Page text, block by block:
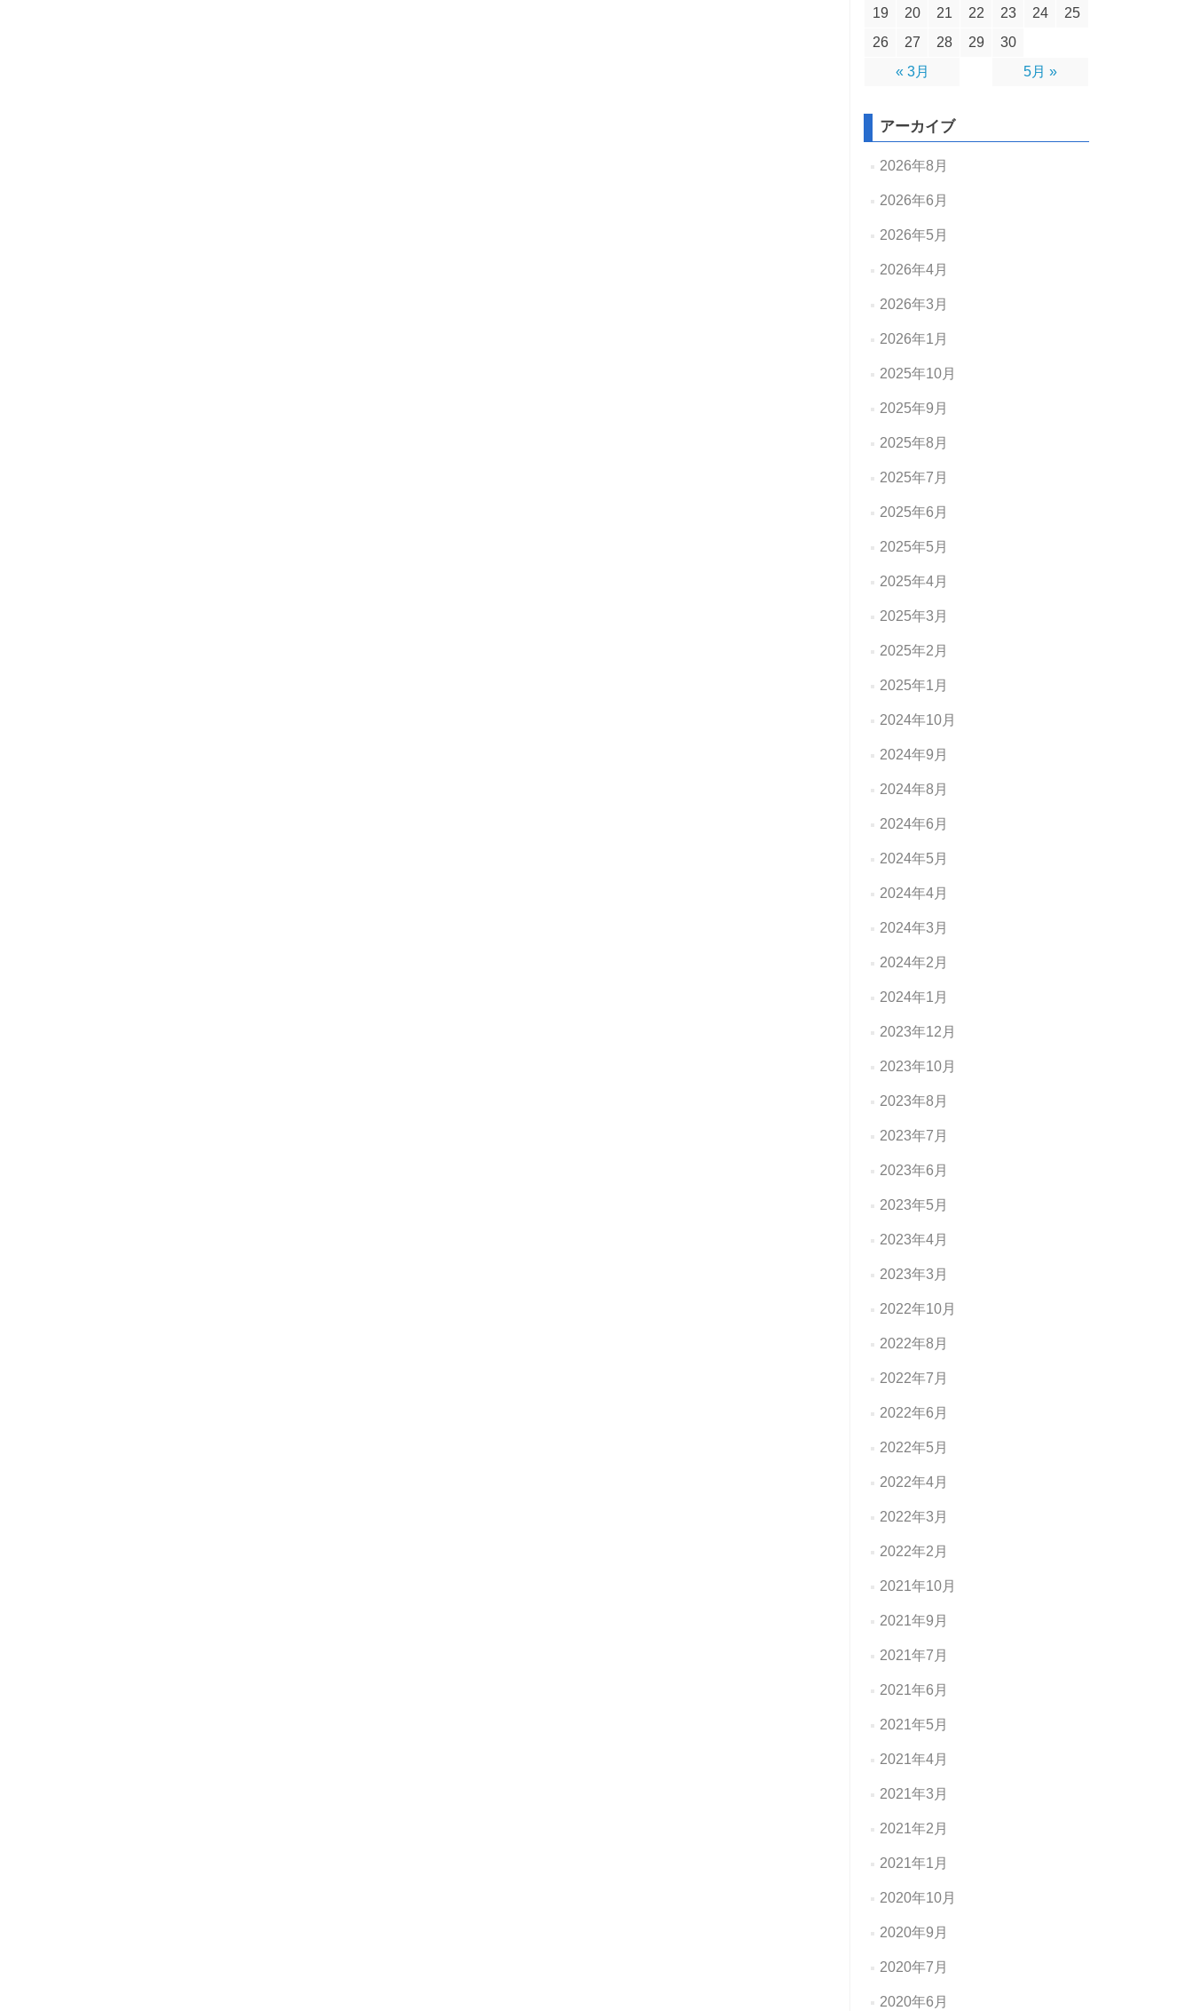
« 3月 5月 »
19
20 21 22 23 24
25
26
27 28 29 30
アーカイブ
2026年8月
2026年6月
2026年5月
2026年4月
2026年3月
2026年1月
2025年10月
2025年9月
2025年8月
2025年7月
2025年6月
2025年5月
2025年4月
2025年3月
2025年2月
2025年1月
2024年10月
2024年9月
2024年8月
2024年6月
2024年5月
2024年4月
2024年3月
2024年2月
2024年1月
2023年12月
2023年10月
2023年8月
2023年7月
2023年6月
2023年5月
2023年4月
2023年3月
2022年10月
2022年8月
2022年7月
2022年6月
2022年5月
2022年4月
2022年3月
2022年2月
2021年10月
2021年9月
2021年7月
2021年6月
2021年5月
2021年4月
2021年3月
2021年2月
2021年1月
2020年10月
2020年9月
2020年7月
2020年6月